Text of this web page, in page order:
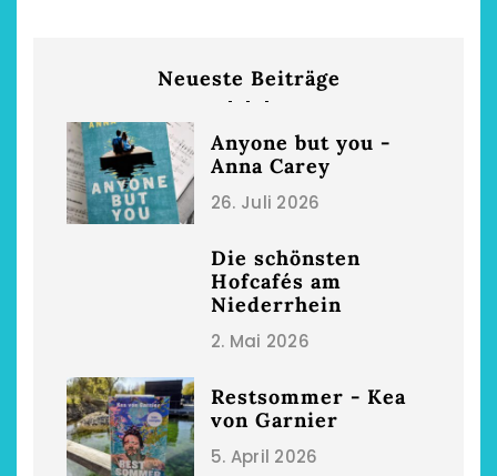
Neueste Beiträge
Anyone but you -
Anna Carey
26. Juli 2026
Die schönsten
Hofcafés am
Niederrhein
2. Mai 2026
Restsommer - Kea
von Garnier
5. April 2026